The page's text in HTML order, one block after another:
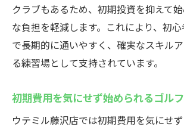
クラブもあるため、初期投資を抑えて
な負担を軽減します。これにより、初
で長期的に通いやすく、確実なスキル
る練習場として支持されています。
初期費用を気にせず始められるゴル
ウテミル藤沢店では初期費用を気にせ